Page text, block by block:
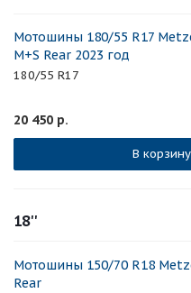
Мотошины 180/55 R17
M+S Rear 2023 год
180/55 R17
20 450 р.
В корзину
18''
Мотошины 150/70 R18
Rear